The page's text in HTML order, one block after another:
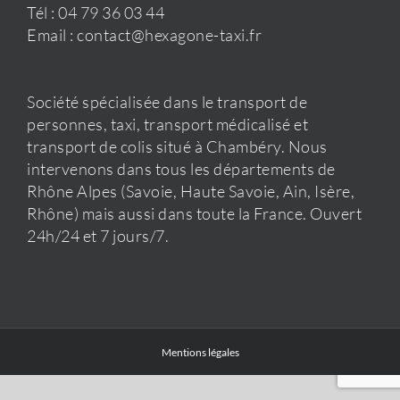
Tél : 04 79 36 03 44
Email : contact@hexagone-taxi.fr
Société spécialisée dans le transport de
personnes, taxi, transport médicalisé et
transport de colis situé à Chambéry. Nous
intervenons dans tous les départements de
Rhône Alpes (Savoie, Haute Savoie, Ain, Isère,
Rhône) mais aussi dans toute la France. Ouvert
24h/24 et 7 jours/7.
Mentions légales